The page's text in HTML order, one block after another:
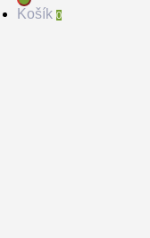
Košík0